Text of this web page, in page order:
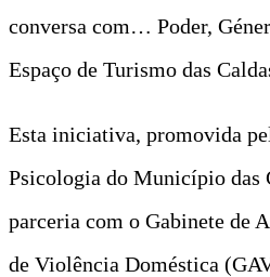
conversa com… Poder,
Espaço de Turismo das
Esta iniciativa, promovida
Psicologia do Município das
parceria com o Gabinete de
de Violência Doméstica